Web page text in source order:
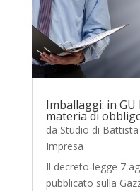
Imballaggi: in
materia di
da Studio di Battista
Impresa
Il decreto‑legge 7
pubblicato sulla